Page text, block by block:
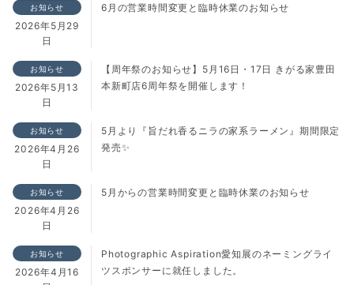
お知らせ
2026年5月29
日
6月の営業時間変更と臨時休業のお知らせ
お知らせ
2026年5月13
日
【周年祭のお知らせ】5月16日・17日 きがる家豊田
本新町店6周年祭を開催します！
お知らせ
2026年4月26
日
5月より『旨だれ香るニラの家系ラーメン』期間限定
発売✨
お知らせ
2026年4月26
日
5月からの営業時間変更と臨時休業のお知らせ
お知らせ
2026年4月16
Photographic Aspiration愛知展のネーミングライ
ツスポンサーに就任しました。